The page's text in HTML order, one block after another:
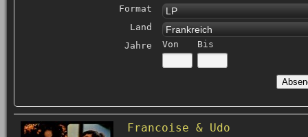
Format LP
Land Frankreich
Jahre Von Bis
Francoise & Udo